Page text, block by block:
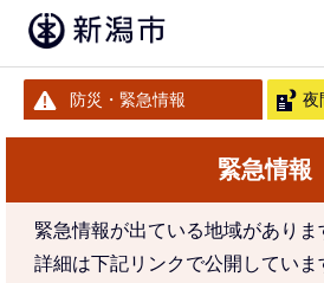
防災・緊急情報 夜
緊急情報
緊急情報が出ている地域がありま
詳細は下記リンクで公開していま